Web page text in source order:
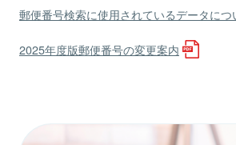
郵便番号検索に使用されているデータにつ
2025年度版郵便番号の変更案内